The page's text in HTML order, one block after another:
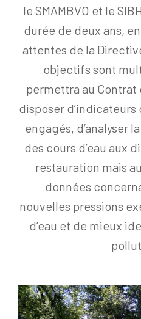
le SMAMBVO et le
durée de deux ans,
attentes de la
objectifs sont
permettra au Contrat
disposer d’indicateurs
engagés, d’analyser
des cours d’eau aux
restauration mais
données
nouvelles pressions
d’eau et de mieux